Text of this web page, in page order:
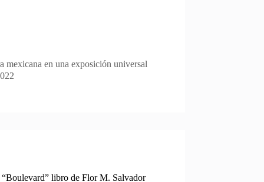
mexicana en una exposición universal
“Boulevard” libro de Flor M. Salvador